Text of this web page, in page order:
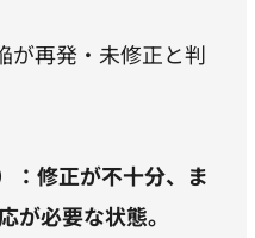
が再発・未修正と判
：修正が不十分、ま
が必要な状態。